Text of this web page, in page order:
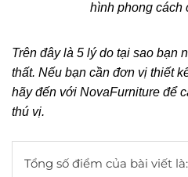
hình phong cách
Trên đây là 5 lý do tại sao bạn
thất. Nếu bạn cần đơn vị thiết
hãy đến với NovaFurniture để
thú vị.
Tổng số điểm của bài viết